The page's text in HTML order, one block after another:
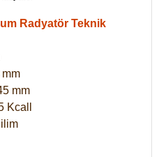
Radyatör Teknik
mm
Kcall